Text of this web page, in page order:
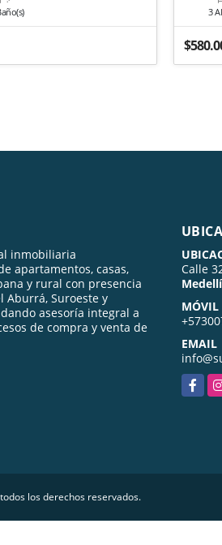
3
inmobiliaria
apartamentos, casas,
y rural con presencia
Aburrá, Suroeste y
asesoría integral a
de compra y venta de
Calle
MÓVIL
EMAIL
los derechos reservados.